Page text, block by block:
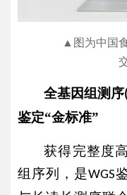
▲图为中国
全基因组测序
鉴定“金标准”
获得完整度
组序列，是WGS